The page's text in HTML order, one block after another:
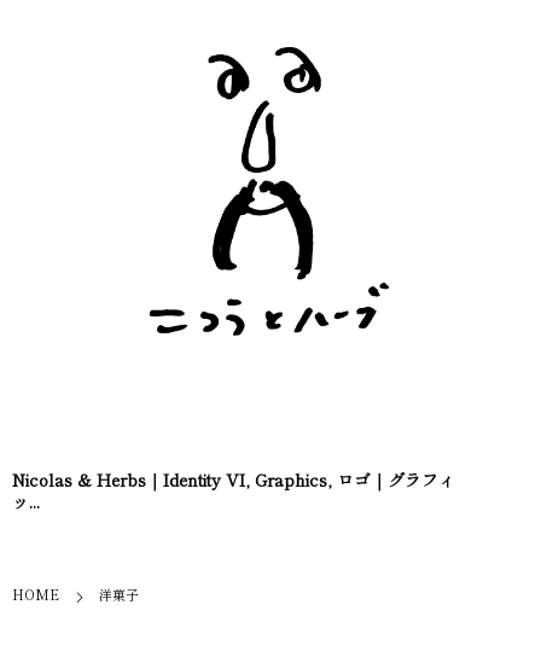
Nicolas & Herbs｜Identity VI, Graphics, ロゴ｜グラフィ
ッ...
HOME 洋菓子